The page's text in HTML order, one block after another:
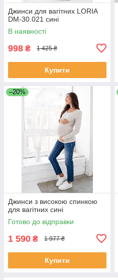
Джинси для вагітних LORIA
DM-30.021 сині
В наявності
998 ₴ 1 425 ₴
Купити
–20%
Джинси з високою спинкою
для вагітних сині
Готово до відправки
1 590 ₴ 1 977 ₴
Купити